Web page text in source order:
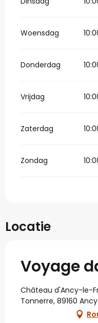
Woensdag
Donderdag
Vrijdag
Zaterdag
Zondag
Locatie
Voyage
Château d'Ancy-le-
Tonnerre, 89160